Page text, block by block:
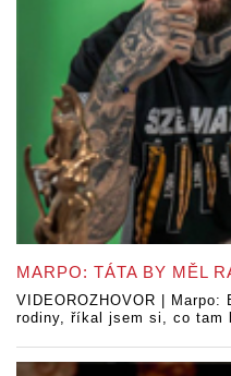
MARPO: TÁTA BY MĚL
VIDEOROZHOVOR |
rodiny, říkal jsem si, co tam